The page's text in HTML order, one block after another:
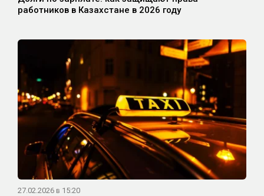
работников в Казахстане в 2026 году
27.02.2026 в 15:20